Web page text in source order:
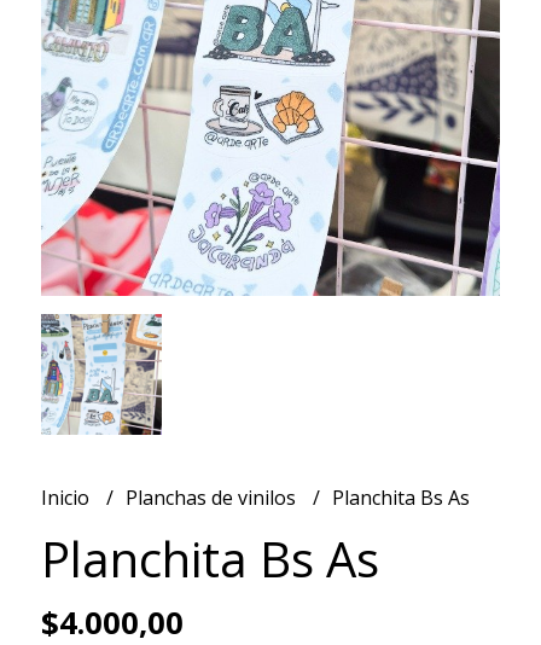
Inicio Planchas de vinilos Planchita Bs As
Planchita Bs As
$4.000,00